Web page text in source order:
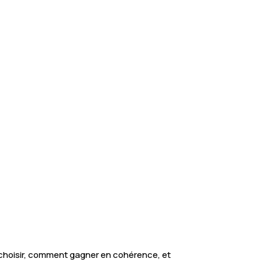
comment gagner en cohérence, et